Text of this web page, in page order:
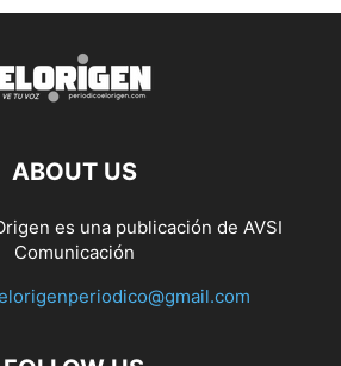
ABOUT US
es una publicación de AVSI
Comunicación